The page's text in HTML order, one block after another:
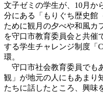
文子ゼミの学生が、10月か
分にある「もりぐち歴史館
ために観月の夕べや和風カ
を守口市教育委員会と共催
する学生チャレンジ制度「
環。
守口市社会教育委員でも
観」が地元の人にもあまり
たちに話したところ、興味